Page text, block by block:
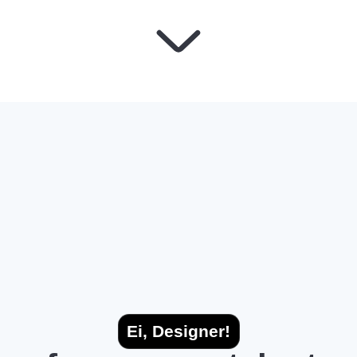
Ei, Designer!